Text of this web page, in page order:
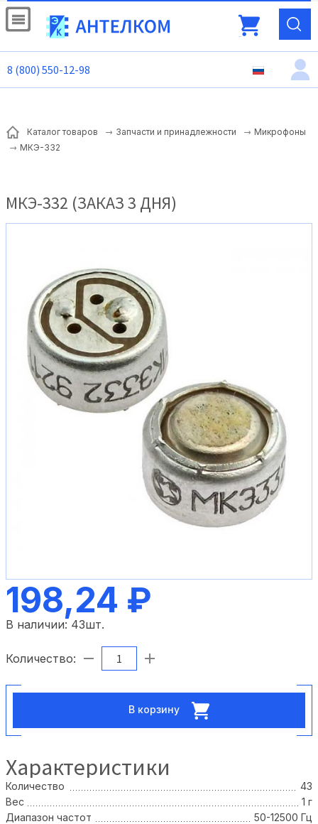
8 (800) 550-12-98
Каталог товаров Запчасти и принадлежности
Микрофоны
МКЭ-332
МКЭ-332 (ЗАКАЗ 3 ДНЯ)
198,24 ₽
В наличии: 43шт.
Количество:
В корзину
Характеристики
Количество
43
Вес
1 г
Диапазон частот
50-12500 Гц